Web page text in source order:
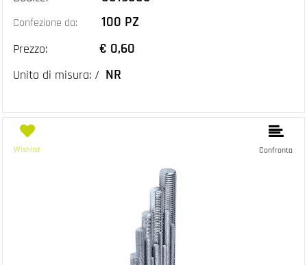
Confezione da: 100 PZ
Prezzo: € 0,60
Unita di misura: / NR
Wishlist Confronta